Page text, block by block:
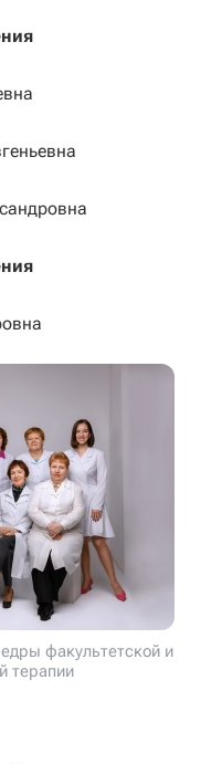
факультетской и
терапии